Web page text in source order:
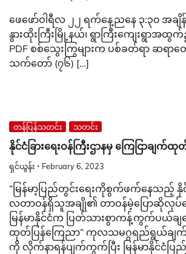
ဖေဖော်ဝါရီလ ၂၂ ရက်နေ့ညနေ ၃:၃၀ အချိ
နွားထိုးကြီးမြို့နယ်၊ ရွာကြီးကျေးရွာအထွ
PDF စစ်သွေးကြွများက ပစ်ခတ်ရာ ဆရာတ
သက်တော် (၇၆) […]
တန်ပြန်သတင်း သတင်း
နိုင်ငံခြားရေးဝန်ကြီးဌာနမှ ကြေငြာချက်ထု
ရှင်ယွန်း February 6, 2023
“မြန်မာ့ပြည်တွင်းရေးကိုစွက်ဖက်နေသည့်
လတာဝန်ရှိသူအချို၏ တာဝန်မဲ့ပြောဆိုလုပ်ဆ
မြန်မာနိုင်ငံက ပြတ်သားစွာကန့်ကွက်ပယ်ချက
ထုတ်ပြန်ကြေညာ” ကုလသမဂ္ဂရည်ရွယ်ချက်နှ
ကို လိုက်နာရန်ပျက်ကွက်ပြီး မြန်မာနိုင်ငံပြ